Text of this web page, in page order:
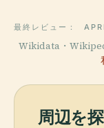
最終レビュー：
Wikidata・
周辺を